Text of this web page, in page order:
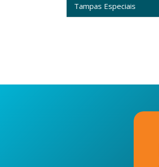
Tampas Especiais